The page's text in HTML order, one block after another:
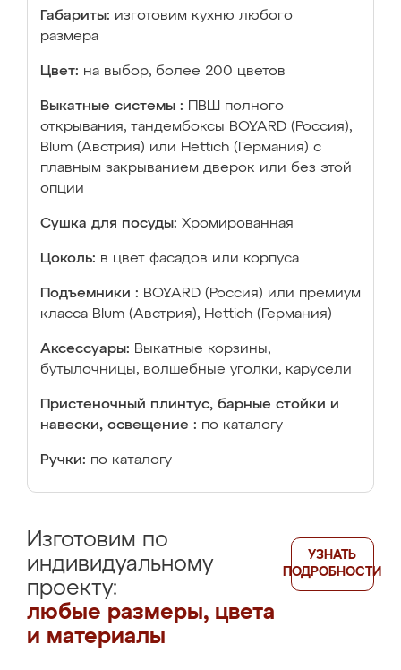
Габариты: изготовим кухню любого
размера
Цвет: на выбор, более 200 цветов
Выкатные системы :
ПВШ полного
открывания, тандембоксы BOYARD (Россия),
Blum (Австрия) или Hettich (Германия) с
плавным закрыванием дверок или без этой
опции
Сушка для посуды: Хромированная
Цоколь: в цвет фасадов или корпуса
Подъемники : BOYARD (Россия) или премиум
класса Blum (Австрия), Hettich (Германия)
Аксессуары: Выкатные корзины,
бутылочницы, волшебные уголки, карусели
Пристеночный плинтус, барные стойки и
навески, освещение : по каталогу
Ручки: по каталогу
Изготовим по
индивидуальному
проекту:
любые размеры, цвета
и материалы
УЗНАТЬ
ПОДРОБНОСТИ